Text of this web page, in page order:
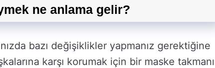
ne anlama gelir?
bazı değişiklikler yapmanız gerektiğine
karşı korumak için bir maske